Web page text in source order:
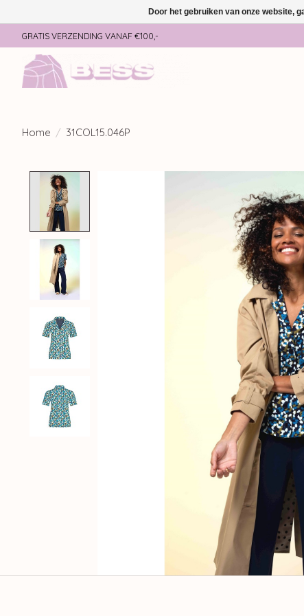
GRATIS VERZENDING VANAF €100,-
Home / 31COL15.046P
Door het gebruiken van onze website,